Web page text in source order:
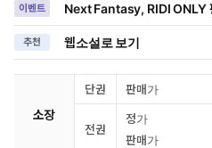
이벤트 Next Fantasy, RIDI ONLY
추천 웹소설로 보기
소장
단권 판매가
전권
정가
판매가